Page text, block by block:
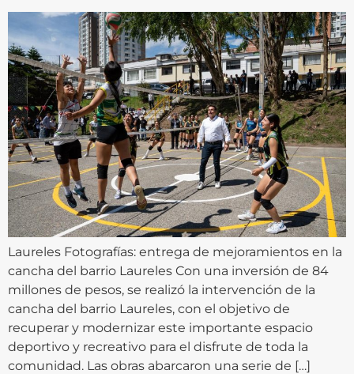
Laureles Fotografías: entrega de mejoramientos en la
cancha del barrio Laureles Con una inversión de 84
millones de pesos, se realizó la intervención de la
cancha del barrio Laureles, con el objetivo de
recuperar y modernizar este importante espacio
deportivo y recreativo para el disfrute de toda la
comunidad. Las obras abarcaron una serie de […]